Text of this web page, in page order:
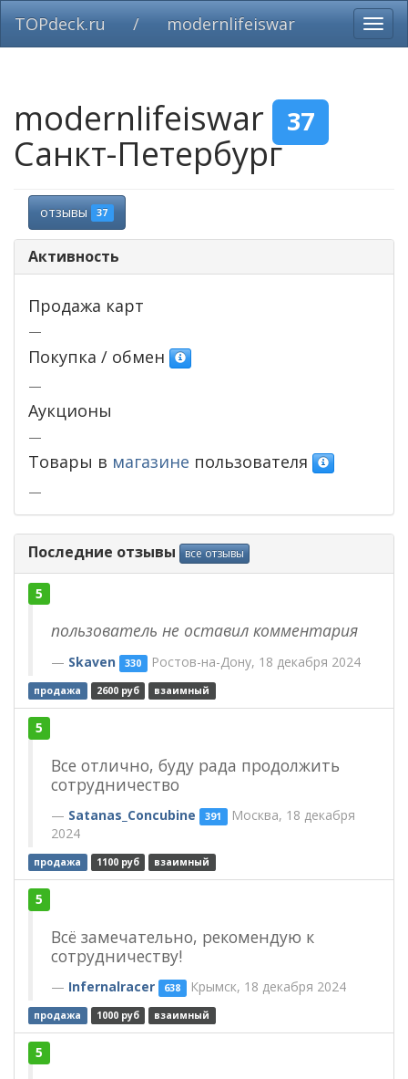
TOPdeck.ru / modernlifeiswar
modernlifeiswar 37
Санкт-Петербург
отзывы 37
Активность
Продажа карт
—
Покупка / обмен
—
Аукционы
—
Товары в магазине пользователя
—
Последние отзывы все отзывы
5
пользователь не оставил комментария
Skaven 330 Ростов-на-Дону, 18 декабря 2024
продажа 2600 руб взаимный
5
Все отлично, буду рада продолжить
сотрудничество
Satanas_Concubine 391 Москва, 18 декабря
2024
продажа 1100 руб взаимный
5
Всё замечательно, рекомендую к
сотрудничеству!
Infernalracer 638 Крымск, 18 декабря 2024
продажа 1000 руб взаимный
5